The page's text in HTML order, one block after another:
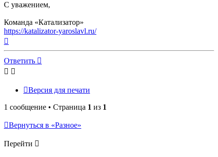
С уважением,
Команда «Катализатор»
https://katalizator-yaroslavl.ru/
началу
Ответить
Версия для печати
1 сообщение • Страница 1 из 1
Вернуться в «Разное»
Перейти